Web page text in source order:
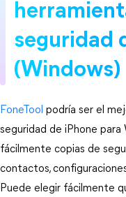
seguridad
(Windows)
FoneTool podría ser el
seguridad de iPhone para
fácilmente copias de
contactos,
Puede elegir fácilmente